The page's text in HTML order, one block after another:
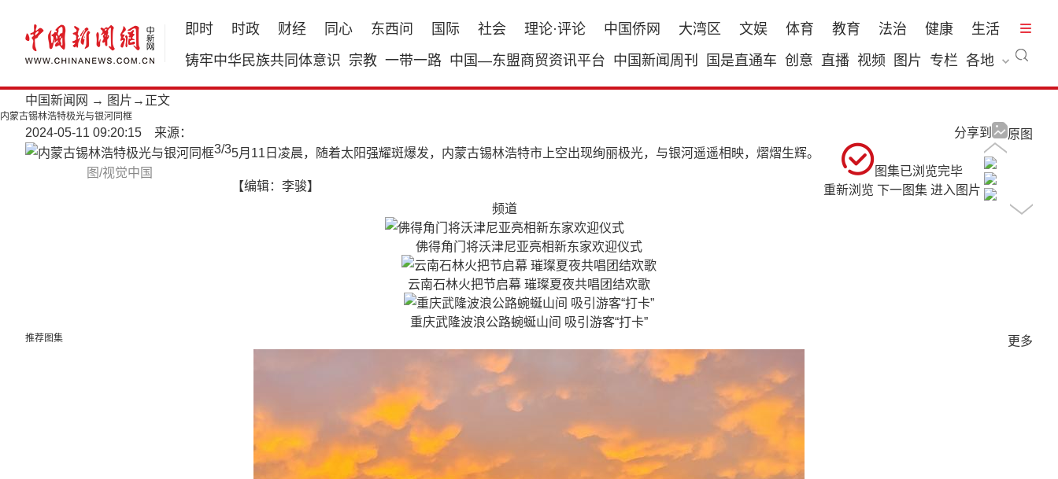
即时 时政 财经 同心 东西问 国际 社会 理论·评论 中国侨网 大湾区 文娱 体育 教育 法治 健康
生活
铸牢中华民族共同体意识 宗教 一带一路 中国—东盟商贸资讯平台 中国新闻周刊 国是直通车 创意 直播 视频 图片 专栏 各地
中国新闻网 → 图片 →正文
内蒙古锡林浩特极光与银河同框
2024-05-11 09:20:15 来源： 原图
分享到
图/视觉中国
3/35月11日凌晨，随着太阳强耀斑爆发，内蒙古锡林浩特市上空出现绚丽极光，与银河遥遥相映，熠熠生辉。
【编辑：李骏】
图集已浏览完毕
重新浏览 下一图集 进入图片
频道
佛得角门将沃津尼亚亮相新东家欢迎仪式
云南石林火把节启幕 璀璨夏夜共唱团结欢歌
重庆武隆波浪公路蜿蜒山间 吸引游客“打卡”
推荐图集 更多